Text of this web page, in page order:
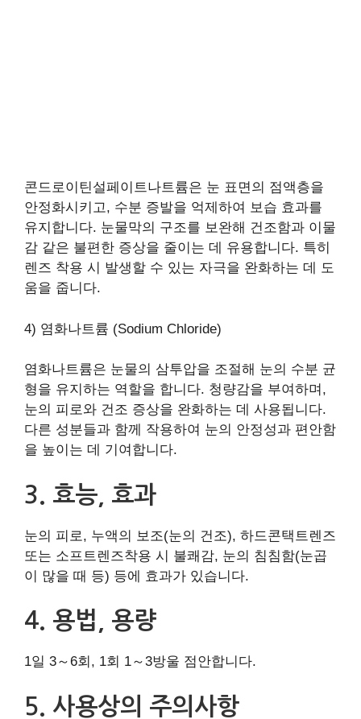
콘드로이틴설페이트나트륨은 눈 표면의 점액층을
안정화시키고, 수분 증발을 억제하여 보습 효과를
유지합니다. 눈물막의 구조를 보완해 건조함과 이물
감 같은 불편한 증상을 줄이는 데 유용합니다. 특히
렌즈 착용 시 발생할 수 있는 자극을 완화하는 데 도
움을 줍니다.
4) 염화나트륨 (Sodium Chloride)
염화나트륨은 눈물의 삼투압을 조절해 눈의 수분 균
형을 유지하는 역할을 합니다. 청량감을 부여하며,
눈의 피로와 건조 증상을 완화하는 데 사용됩니다.
다른 성분들과 함께 작용하여 눈의 안정성과 편안함
을 높이는 데 기여합니다.
3. 효능, 효과
눈의 피로, 누액의 보조(눈의 건조), 하드콘택트렌즈
또는 소프트렌즈착용 시 불쾌감, 눈의 침침함(눈곱
이 많을 때 등) 등에 효과가 있습니다.
4. 용법, 용량
1일 3～6회, 1회 1～3방울 점안합니다.
5. 사용상의 주의사항